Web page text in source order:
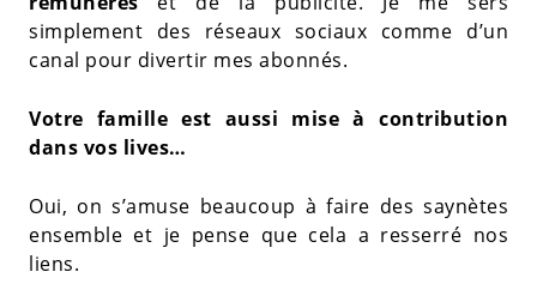
simplement des réseaux sociaux comme d’un
canal pour divertir mes abonnés.
Votre famille est aussi mise à contribution
dans vos lives…
Oui, on s’amuse beaucoup à faire des saynètes
ensemble et je pense que cela a resserré nos
liens.